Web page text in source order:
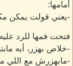
أمامها:
-يعني قولت يمكن
فتحت فمها للرد
-خلاص بهزر، أيه
-مابهزرش مع اللي